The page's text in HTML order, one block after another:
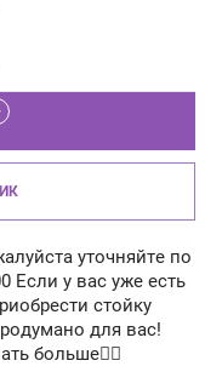
уточняйте по
Если у вас уже есть
стойку
для вас!
больше👇🏻